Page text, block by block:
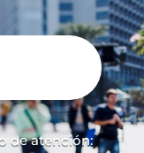
de atención: